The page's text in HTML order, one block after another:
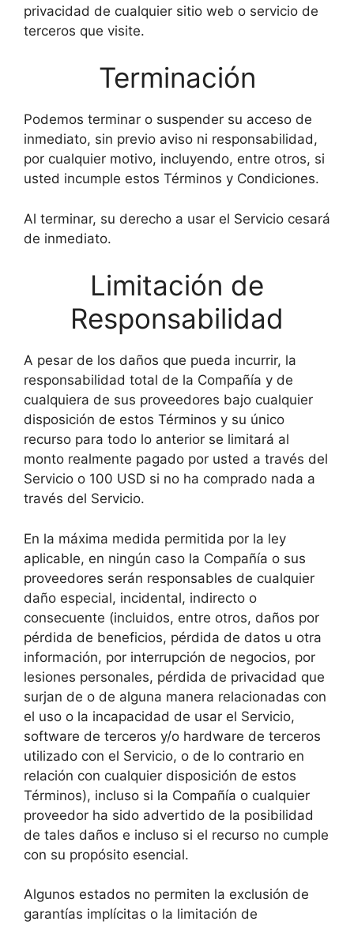
privacidad de cualquier sitio web o servicio de
terceros que visite.
Terminación
Podemos terminar o suspender su acceso de
inmediato, sin previo aviso ni responsabilidad,
por cualquier motivo, incluyendo, entre otros, si
usted incumple estos Términos y Condiciones.
Al terminar, su derecho a usar el Servicio cesará
de inmediato.
Limitación de
Responsabilidad
A pesar de los daños que pueda incurrir, la
responsabilidad total de la Compañía y de
cualquiera de sus proveedores bajo cualquier
disposición de estos Términos y su único
recurso para todo lo anterior se limitará al
monto realmente pagado por usted a través del
Servicio o 100 USD si no ha comprado nada a
través del Servicio.
En la máxima medida permitida por la ley
aplicable, en ningún caso la Compañía o sus
proveedores serán responsables de cualquier
daño especial, incidental, indirecto o
consecuente (incluidos, entre otros, daños por
pérdida de beneficios, pérdida de datos u otra
información, por interrupción de negocios, por
lesiones personales, pérdida de privacidad que
surjan de o de alguna manera relacionadas con
el uso o la incapacidad de usar el Servicio,
software de terceros y/o hardware de terceros
utilizado con el Servicio, o de lo contrario en
relación con cualquier disposición de estos
Términos), incluso si la Compañía o cualquier
proveedor ha sido advertido de la posibilidad
de tales daños e incluso si el recurso no cumple
con su propósito esencial.
Algunos estados no permiten la exclusión de
garantías implícitas o la limitación de